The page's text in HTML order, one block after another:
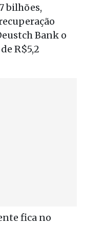
bilhões,
Bank o
R$5,2
fica no